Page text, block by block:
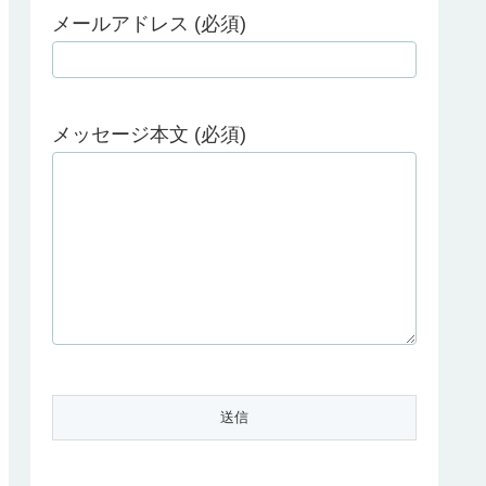
メールアドレス (必須)
メッセージ本文 (必須)